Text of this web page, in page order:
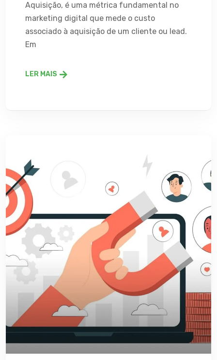
Aquisição, é uma métrica fundamental no
marketing digital que mede o custo
associado à aquisição de um cliente ou lead.
Em
LER MAIS